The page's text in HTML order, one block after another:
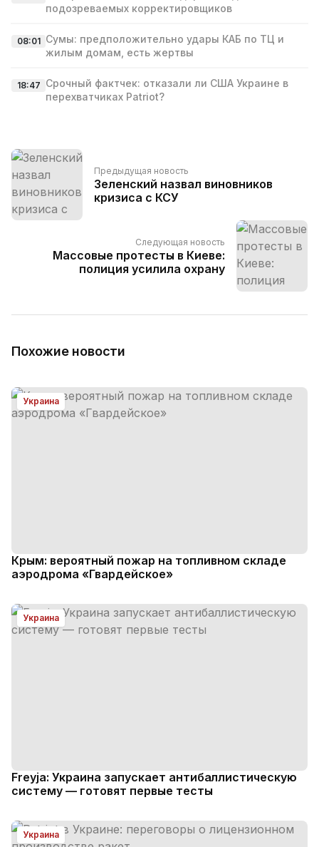
подозреваемых корректировщиков
08:01 Сумы: предположительно удары КАБ по ТЦ и
жилым домам, есть жертвы
18:47 Срочный фактчек: отказали ли США Украине в
перехватчиках Patriot?
Предыдущая новость
Зеленский назвал виновников
кризиса с КСУ
Следующая новость
Массовые протесты в Киеве:
полиция усилила охрану
Похожие новости
Украина
Крым: вероятный пожар на топливном складе
аэродрома «Гвардейское»
Украина
Freyja: Украина запускает антибаллистическую
систему — готовят первые тесты
Украина